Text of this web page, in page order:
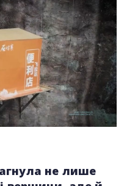
не лише